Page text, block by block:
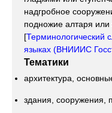
надгробное
подножие алтаря или
[Терминологический
языках (ВНИИИС
Тематики
архитектура,
здания, сооружения,